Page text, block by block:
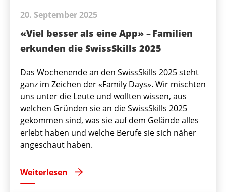
20. September 2025
«Viel besser als eine App» – Familien
erkunden die SwissSkills 2025
Das Wochenende an den SwissSkills 2025 steht
ganz im Zeichen der «Family Days». Wir mischten
uns unter die Leute und wollten wissen, aus
welchen Gründen sie an die SwissSkills 2025
gekommen sind, was sie auf dem Gelände alles
erlebt haben und welche Berufe sie sich näher
angeschaut haben.
Weiterlesen